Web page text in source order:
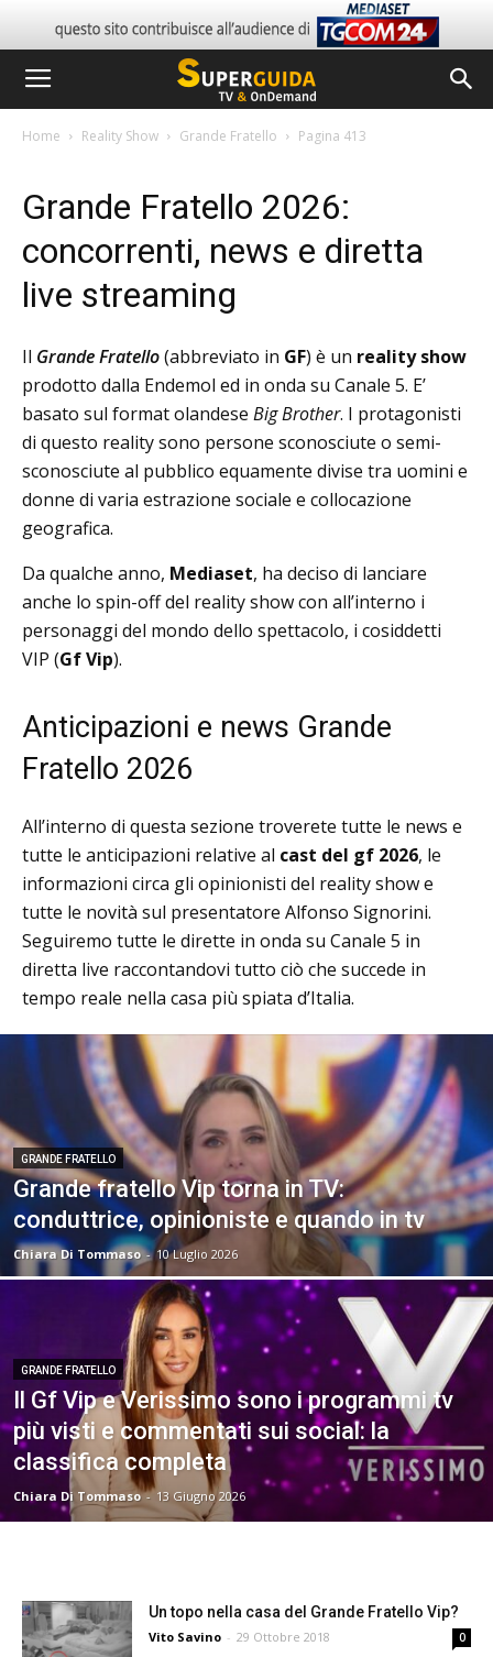
Home Reality Show Grande Fratello Pagina 413
Grande Fratello 2026:
concorrenti, news e diretta
live streaming
Il Grande Fratello(abbreviato in GF) è un reality show
prodotto dalla Endemol ed in onda su Canale 5. E’
basato sul format olandese Big Brother. I protagonisti
di questo reality sono persone sconosciute o semi-
sconosciute al pubblico equamente divise tra uomini e
donne di varia estrazione sociale e collocazione
geografica.
Da qualche anno, Mediaset, ha deciso di lanciare
anche lo spin-off del reality show con all’interno i
personaggi del mondo dello spettacolo, i cosiddetti
VIP (Gf Vip).
Anticipazioni e news Grande
Fratello 2026
All’interno di questa sezione troverete tutte le news e
tutte le anticipazioni relative al cast del gf 2026, le
informazioni circa gli opinionisti del reality show e
tutte le novità sul presentatore Alfonso Signorini.
Seguiremo tutte le dirette in onda su Canale 5 in
diretta live raccontandovi tutto ciò che succede in
tempo reale nella casa più spiata d’Italia.
GRANDE FRATELLO
Grande fratello Vip torna in TV:
conduttrice, opinioniste e quando in tv
Chiara Di Tommaso - 10 Luglio 2026
GRANDE FRATELLO
Il Gf Vip e Verissimo sono i programmi tv
più visti e commentati sui social: la
classifica completa
Chiara Di Tommaso - 13 Giugno 2026
Un topo nella casa del Grande Fratello Vip?
Vito Savino - 29 Ottobre 2018 0